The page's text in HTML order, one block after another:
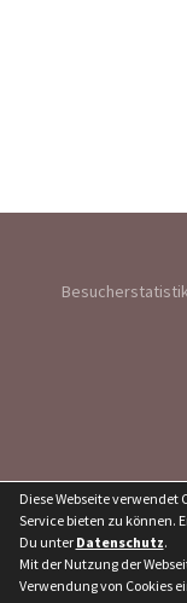
Besucherstatistik
Diese Webseite verwendet
Service bieten zu können.
Du unter Datenschutz.
Mit der Nutzung der
Verwendung von Cookies